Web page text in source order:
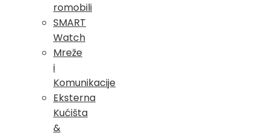
romobili
SMART
Watch
Mreže
i
Komunikacije
Eksterna
Kućišta
&